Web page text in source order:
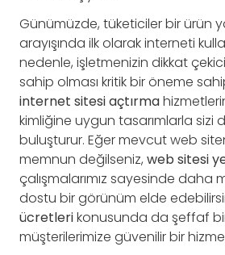
Günümüzde, tüketiciler bir ürün
arayışında ilk olarak interneti
nedenle, işletmenizin dikkat
sahip olması kritik bir öneme
internet sitesi açtırma
kimliğine uygun tasarımlarla sizi
buluşturur. Eğer mevcut web
memnun değilseniz, web sitesi
çalışmalarımız sayesinde daha
dostu bir görünüm elde
ücretlerikonusunda da şeffaf
müşterilerimize güvenilir bir